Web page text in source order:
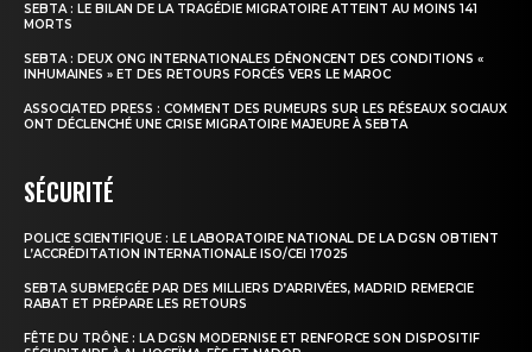
SEBTA : LE BILAN DE LA TRAGÉDIE MIGRATOIRE ATTEINT AU MOINS 141
MORTS
SEBTA : DEUX ONG INTERNATIONALES DÉNONCENT DES CONDITIONS «
INHUMAINES » ET DES RETOURS FORCÉS VERS LE MAROC
ASSOCIATED PRESS : COMMENT DES RUMEURS SUR LES RÉSEAUX SOCIAUX
ONT DÉCLENCHÉ UNE CRISE MIGRATOIRE MAJEURE À SEBTA
SÉCURITÉ
POLICE SCIENTIFIQUE : LE LABORATOIRE NATIONAL DE LA DGSN OBTIENT
L’ACCRÉDITATION INTERNATIONALE ISO/CEI 17025
SEBTA SUBMERGÉE PAR DES MILLIERS D’ARRIVÉES, MADRID REMERCIE
RABAT ET PRÉPARE LES RETOURS
FÊTE DU TRÔNE : LA DGSN MODERNISE ET RENFORCE SON DISPOSITIF